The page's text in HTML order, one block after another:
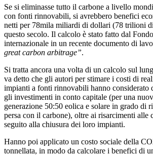
Se si eliminasse tutto il carbone a livello
con fonti rinnovabili, si avrebbero benefici
netti per 78mila miliardi di dollari (78 trilioni
questo secolo. Il calcolo è stato fatto dal
internazionale in un recente documento di
great carbon arbitrage”.
Si tratta ancora una volta di un calcolo sul
va detto che gli autori per stimare i costi di
impianti a fonti rinnovabili hanno considerato
gli investimenti in conto capitale (per una
generazione 50:50 eolica e solare in grado di
persa con il carbone), oltre ai risarcimenti alle
seguito alla chiusura dei loro impianti.
Hanno poi applicato un costo sociale della
tonnellata, in modo da calcolare i benefici di